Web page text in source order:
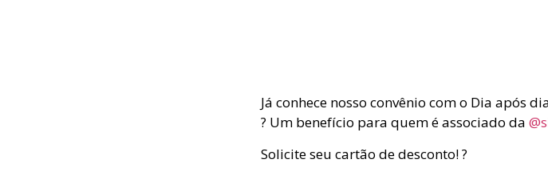
Já conhece nosso convênio com o Dia após
? Um benefício para quem é associado da
Solicite seu cartão de desconto! ?